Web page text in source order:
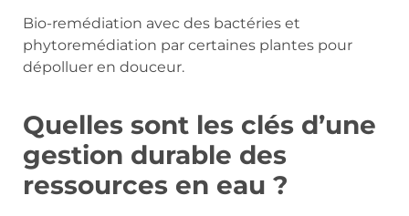
Bio-remédiation avec des bactéries et
phytoremédiation par certaines plantes pour
dépolluer en douceur.
Quelles sont les clés d’une
gestion durable des
ressources en eau ?